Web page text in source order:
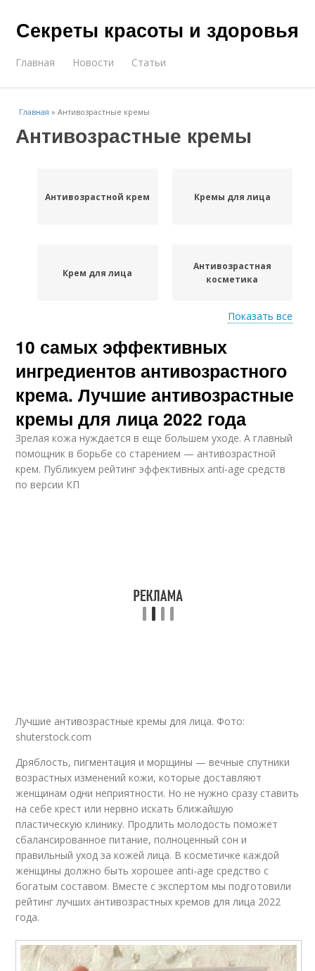
Секреты красоты и здоровья
Главная Новости Статьи
Главная »Антивозрастные кремы
Антивозрастные кремы
Антивозрастной крем Кремы для лица
Крем для лица
Антивозрастная
косметика
Кремы от морщин Крем против морщин
Эффективный крем Крем от морщин
Показать все
10 самых эффективных
ингредиентов антивозрастного
крема. Лучшие антивозрастные
кремы для лица 2022 года
Зрелая кожа нуждается в еще большем уходе. А главный
помощник в борьбе со старением — антивозрастной
крем. Публикуем рейтинг эффективных anti-age средств
по версии КП
Лучшие антивозрастные кремы для лица. Фото:
shuterstock.com
Дряблость, пигментация и морщины — вечные спутники
возрастных изменений кожи, которые доставляют
женщинам одни неприятности. Но не нужно сразу ставить
на себе крест или нервно искать ближайшую
пластическую клинику. Продлить молодость поможет
сбалансированное питание, полноценный сон и
правильный уход за кожей лица. В косметичке каждой
женщины должно быть хорошее anti-age средство с
богатым составом. Вместе с экспертом мы подготовили
рейтинг лучших антивозрастных кремов для лица 2022
года.